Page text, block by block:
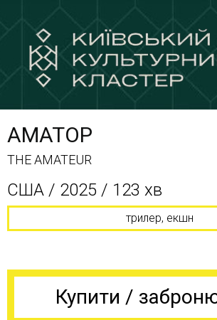
АМАТОР
THE AMATEUR
США / 2025 / 123 хв
трилер, екшн
Купити /